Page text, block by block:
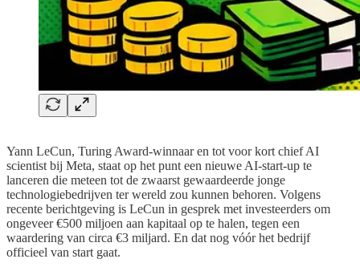
Yann LeCun, Turing Award-winnaar en tot voor kort chief AI
scientist bij Meta, staat op het punt een nieuwe AI-start-up te
lanceren die meteen tot de zwaarst gewaardeerde jonge
technologiebedrijven ter wereld zou kunnen behoren. Volgens
recente berichtgeving is LeCun in gesprek met investeerders om
ongeveer €500 miljoen aan kapitaal op te halen, tegen een
waardering van circa €3 miljard. En dat nog vóór het bedrijf
officieel van start gaat.